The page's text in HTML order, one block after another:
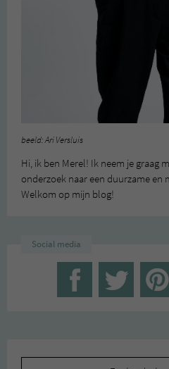
beeld: Ari Versluis
Hi, ik ben Merel! Ik neem je graag
onderzoek naar een duurzame en
Welkom op mijn blog!
Social media